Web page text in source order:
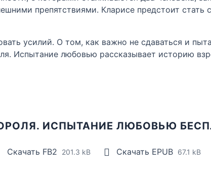
препятствиями. Кларисе предстоит стать
усилий. О том, как важно не сдаваться и
Испытание любовью рассказывает историю
ИСПЫТАНИЕ ЛЮБОВЬЮ
Скачать FB2 201.3 kB Скачать EPUB 67.1 kB